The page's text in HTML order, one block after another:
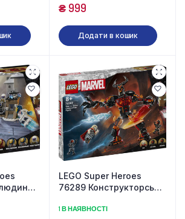
₴999
Додати в кошик
і
LEGO Super Heroes
76289 Конструкторська
Суртура (245 деталей)
1 В НАЯВНОСТІ